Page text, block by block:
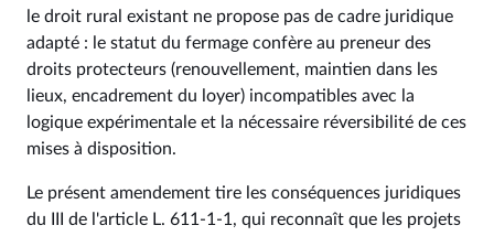
le droit rural existant ne propose pas de cadre juridique
adapté : le statut du fermage confère au preneur des
droits protecteurs (renouvellement, maintien dans les
lieux, encadrement du loyer) incompatibles avec la
logique expérimentale et la nécessaire réversibilité de ces
mises à disposition.
Le présent amendement tire les conséquences juridiques
du III de l'article L. 611-1-1, qui reconnaît que les projets